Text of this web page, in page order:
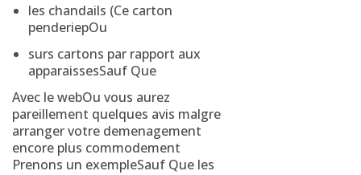
les chandails (Ce carton
penderiepOu
surs cartons par rapport aux
apparaissesSauf Que
Avec le webOu vous aurez
pareillement quelques avis malgre
arranger votre demenagement
encore plus commodement
Prenons un exempleSauf Que les